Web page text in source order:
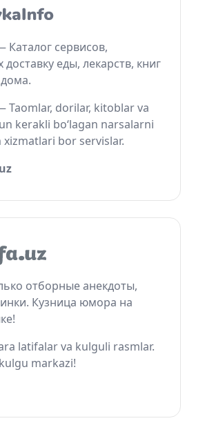
сервисов,
еды, лекарств, книг
Taomlar, dorilar, kitoblar va
kerakli bo‘lagan narsalarni
bor servislar.
отборные анекдоты,
Кузница юмора на
latifalar va kulguli rasmlar.
markazi!